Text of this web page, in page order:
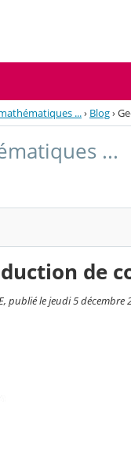
...› Blog›
...
de
publié le jeudi 5